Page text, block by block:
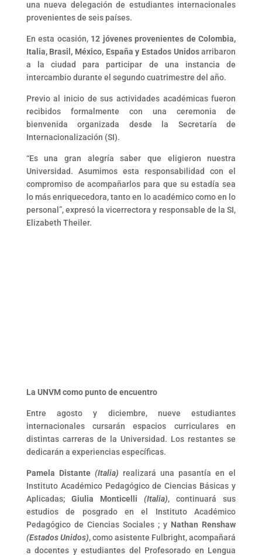
una nueva delegación de estudiantes internacionales
provenientes de seis países.
En esta ocasión, 12 jóvenes provenientes de Colombia,
Italia, Brasil, México, España y Estados Unidosarribaron
a la ciudad para participar de una instancia de
intercambio durante el segundo cuatrimestre del año.
Previo al inicio de sus actividades académicas fueron
recibidos formalmente con una ceremonia de
bienvenida organizada desde la Secretaría de
Internacionalización (SI).
“Es una gran alegría saber que eligieron nuestra
Universidad. Asumimos esta responsabilidad con el
compromiso de acompañarlos para que su estadía sea
lo más enriquecedora, tanto en lo académico como en lo
personal”, expresó la vicerrectora y responsable de la SI,
Elizabeth Theiler.
La UNVM como punto de encuentro
Entre agosto y diciembre, nueve estudiantes
internacionales cursarán espacios curriculares en
distintas carreras de la Universidad. Los restantes se
dedicarán a experiencias específicas.
Pamela Distante (Italia) realizará una pasantía en el
Instituto Académico Pedagógico de Ciencias Básicas y
Aplicadas; Giulia Monticelli(Italia), continuará sus
estudios de posgrado en el Instituto Académico
Pedagógico de Ciencias Sociales ; y Nathan Renshaw
(Estados Unidos), como asistente Fulbright, acompañará
a docentes y estudiantes del Profesorado en Lengua